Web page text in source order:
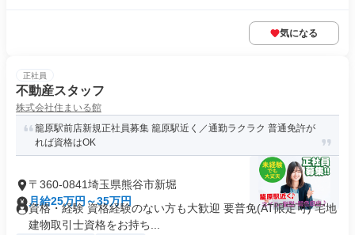
気になる
正社員
不動産スタッフ
株式会社住まいる館
籠原駅前店新規正社員募集 籠原駅近く／通勤ラクラク 普通免許が
れば資格はOK
〒360-0841埼玉県熊谷市新堀
月給25万円～35万円
資格・経験 資格経験のない方も大歓迎 要普免(AT限定可) 宅地
建物取引士資格をお持ち...